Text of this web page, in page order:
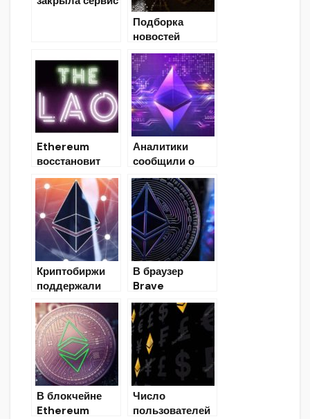
Coinbase
Bundle
Подборка
новостей
30.08.2019
Ethereum
восстановит
весь
коммерческий
мир, включая
Силиконовую
долину
Аналитики
сообщили о
резком
подъеме
активности
пользователей
DApps на базе
Ethereum
Криптобиржи
поддержали
хардфорк
Istanbul
Ethereum
В браузер
Brave
добавлен
кошелёк для
хранения
Ethereum
В блокчейне
Ethereum
Число
пользователей